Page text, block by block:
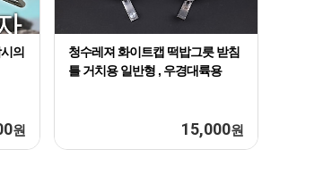
의
원
청수레져 화이트캡 떡밥그릇 받침
틀 거치용 일반형 , 우경대륙용
15,000원